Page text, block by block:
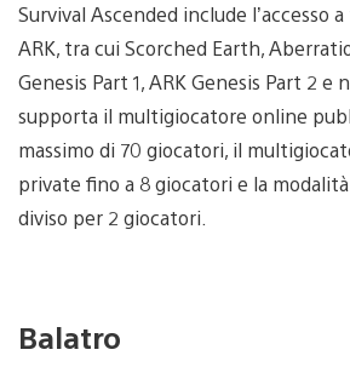
Survival Ascended include l’accesso
ARK, tra cui Scorched Earth,
Genesis Part 1, ARK Genesis Part 2 e
supporta il multigiocatore online
massimo di 70 giocatori, il
private fino a 8 giocatori e la
diviso per 2 giocatori.
Balatro